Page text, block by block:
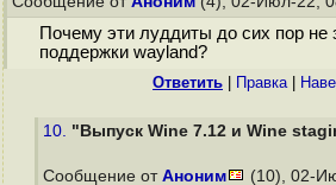
Почему эти луддиты до сих пор не
поддержки wayland?
Ответить Правка|
10. "Выпуск Wine 7.12 и Wine
Сообщение от Аноним (10), 02-